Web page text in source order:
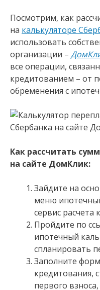
Посмотрим, как
на калькуляторе
использовать
организации –
все операции,
кредитованием – от
обременения с
Как рассчитать
на сайте ДомКлик:
Зайдите на
меню
сервис расчета
Пройдите по
ипотечный
спланировать
Заполните
кредитования,
первого